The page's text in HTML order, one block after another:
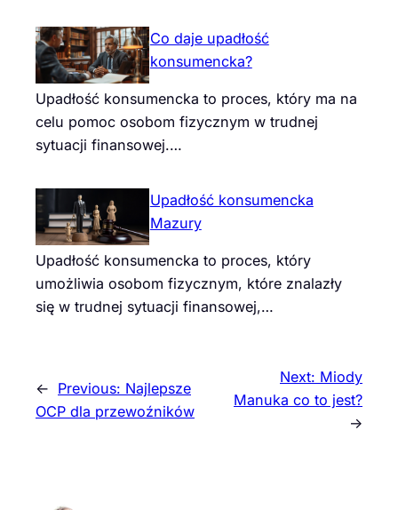
Co daje upadłość
konsumencka?
Upadłość konsumencka to proces, który ma na
celu pomoc osobom fizycznym w trudnej
sytuacji finansowej.…
Upadłość konsumencka
Mazury
Upadłość konsumencka to proces, który
umożliwia osobom fizycznym, które znalazły
się w trudnej sytuacji finansowej,…
← Previous: Najlepsze
OCP dla przewoźników
Next: Miody
Manuka co to jest?
→